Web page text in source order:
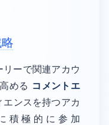
リーで関連アカウ
める コメントエ
エンスを持つアカ
積極的に参加